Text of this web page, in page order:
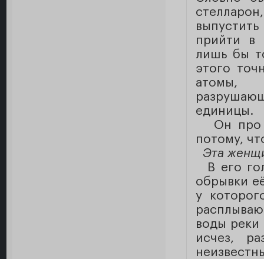
прийти в
лишь бы
этого
атомы,
единицы.
Он про
потому,
Эта
В его
обрывки
у
воды реки
исчез,